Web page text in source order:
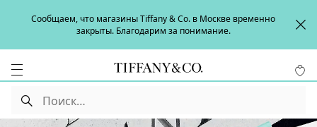
Сообщаем, что магазины Tiffany & Co. в Москве временно
закрыты. Благодарим за понимание.